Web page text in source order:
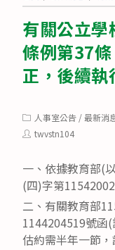
有關公立
條例第37
正，後續執
Post
category:
人事室公告 /最新消
Posttwvstn104
一、依據教育部(
(四)字第
二、有關教育部
1144204519號函
估約需半年一節